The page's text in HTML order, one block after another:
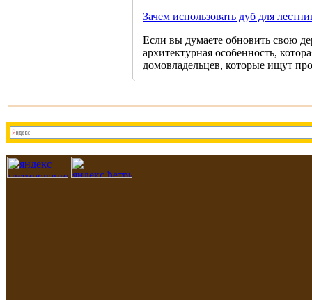
Зачем использовать дуб для
Если вы думаете обновить свою
архитектурная особенность,
домовладельцев, которые ищут